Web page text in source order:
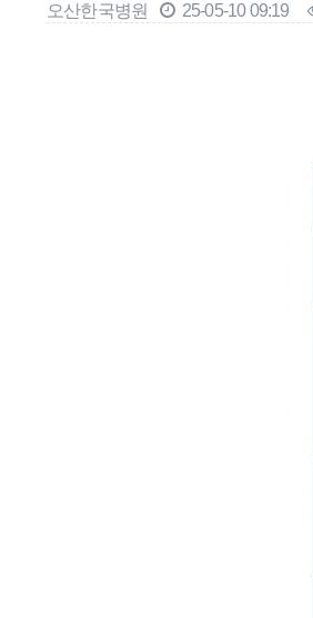
오산한국병원 25-05-10 09:19